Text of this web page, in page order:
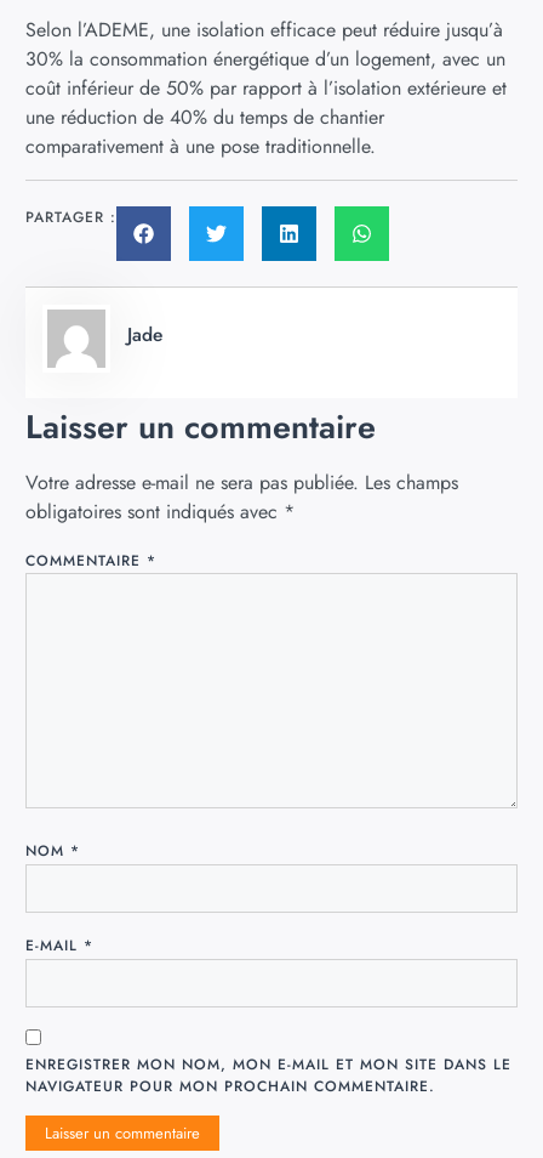
Selon l’ADEME, une isolation efficace peut réduire jusqu’à
30% la consommation énergétique d’un logement, avec un
coût inférieur de 50% par rapport à l’isolation extérieure et
une réduction de 40% du temps de chantier
comparativement à une pose traditionnelle.
PARTAGER :
Jade
Laisser un commentaire
Votre adresse e-mail ne sera pas publiée. Les champs
obligatoires sont indiqués avec *
COMMENTAIRE *
NOM *
E-MAIL *
ENREGISTRER MON NOM, MON E-MAIL ET MON SITE DANS LE
NAVIGATEUR POUR MON PROCHAIN COMMENTAIRE.